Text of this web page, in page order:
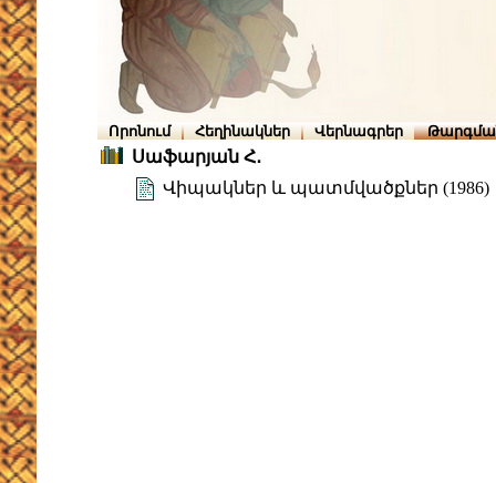
Որոնում Հեղինակներ Վերնագրեր
Սաֆարյան Հ․
Վիպակներ և պատմվածքներ (1986)